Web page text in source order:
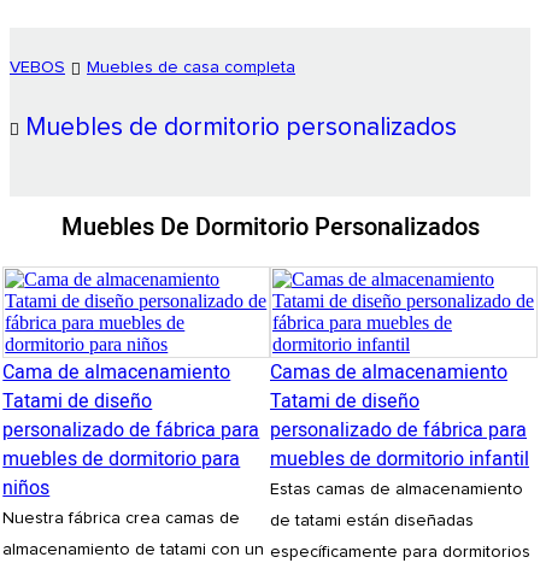
VEBOS Muebles de casa completa
Muebles de dormitorio personalizados
Muebles De Dormitorio Personalizados
Cama de almacenamiento
Tatami de diseño
personalizado de fábrica para
muebles de dormitorio para
niños
Nuestra fábrica crea camas de
almacenamiento de tatami con un
Camas de almacenamiento
Tatami de diseño
personalizado de fábrica para
muebles de dormitorio infantil
Estas camas de almacenamiento
de tatami están diseñadas
específicamente para dormitorios